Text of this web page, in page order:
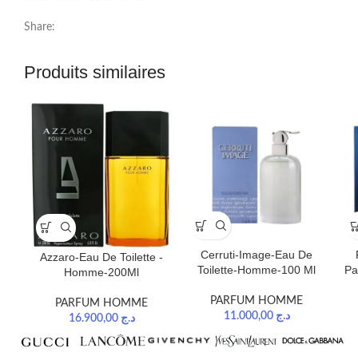
Share:
Produits similaires
Azzaro-Eau De Toilette -
Homme-200Ml
PARFUM HOMME
د.ج 16.900,00
Cerruti-Image-Eau De
Toilette-Homme-100 Ml
PARFUM HOMME
د.ج 11.000,00